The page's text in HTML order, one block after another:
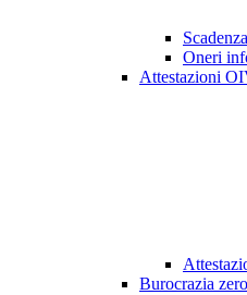
Oneri
Attestazioni
Burocrazia zero